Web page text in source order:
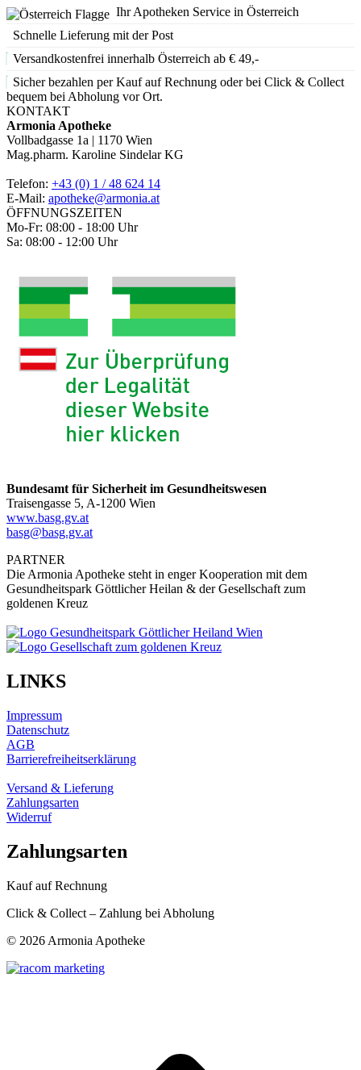
Ihr Apotheken Service in Österreich
Schnelle Lieferung mit der Post
Versandkostenfrei innerhalb Österreich ab € 49,-
Sicher bezahlen per Kauf auf Rechnung oder bei Click & Collect
bequem bei Abholung vor Ort.
KONTAKT
Armonia Apotheke
Vollbadgasse 1a | 1170 Wien
Mag.pharm. Karoline Sindelar KG
Telefon: +43 (0) 1 / 48 624 14
E-Mail: apotheke@armonia.at
ÖFFNUNGSZEITEN
Mo-Fr: 08:00 - 18:00 Uhr
Sa: 08:00 - 12:00 Uhr
Bundesamt für Sicherheit im Gesundheitswesen
Traisengasse 5, A-1200 Wien
www.basg.gv.at
basg@basg.gv.at
PARTNER
Die Armonia Apotheke steht in enger Kooperation mit dem
Gesundheitspark Göttlicher Heilan & der Gesellschaft zum
goldenen Kreuz
LINKS
Impressum
Datenschutz
AGB
Barrierefreiheitserklärung
Versand & Lieferung
Zahlungsarten
Widerruf
Zahlungsarten
Kauf auf Rechnung
Click & Collect – Zahlung bei Abholung
© 2026 Armonia Apotheke